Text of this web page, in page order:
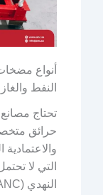
أنواع
النفط والغاز
تحتاج
حرائق
التي لا